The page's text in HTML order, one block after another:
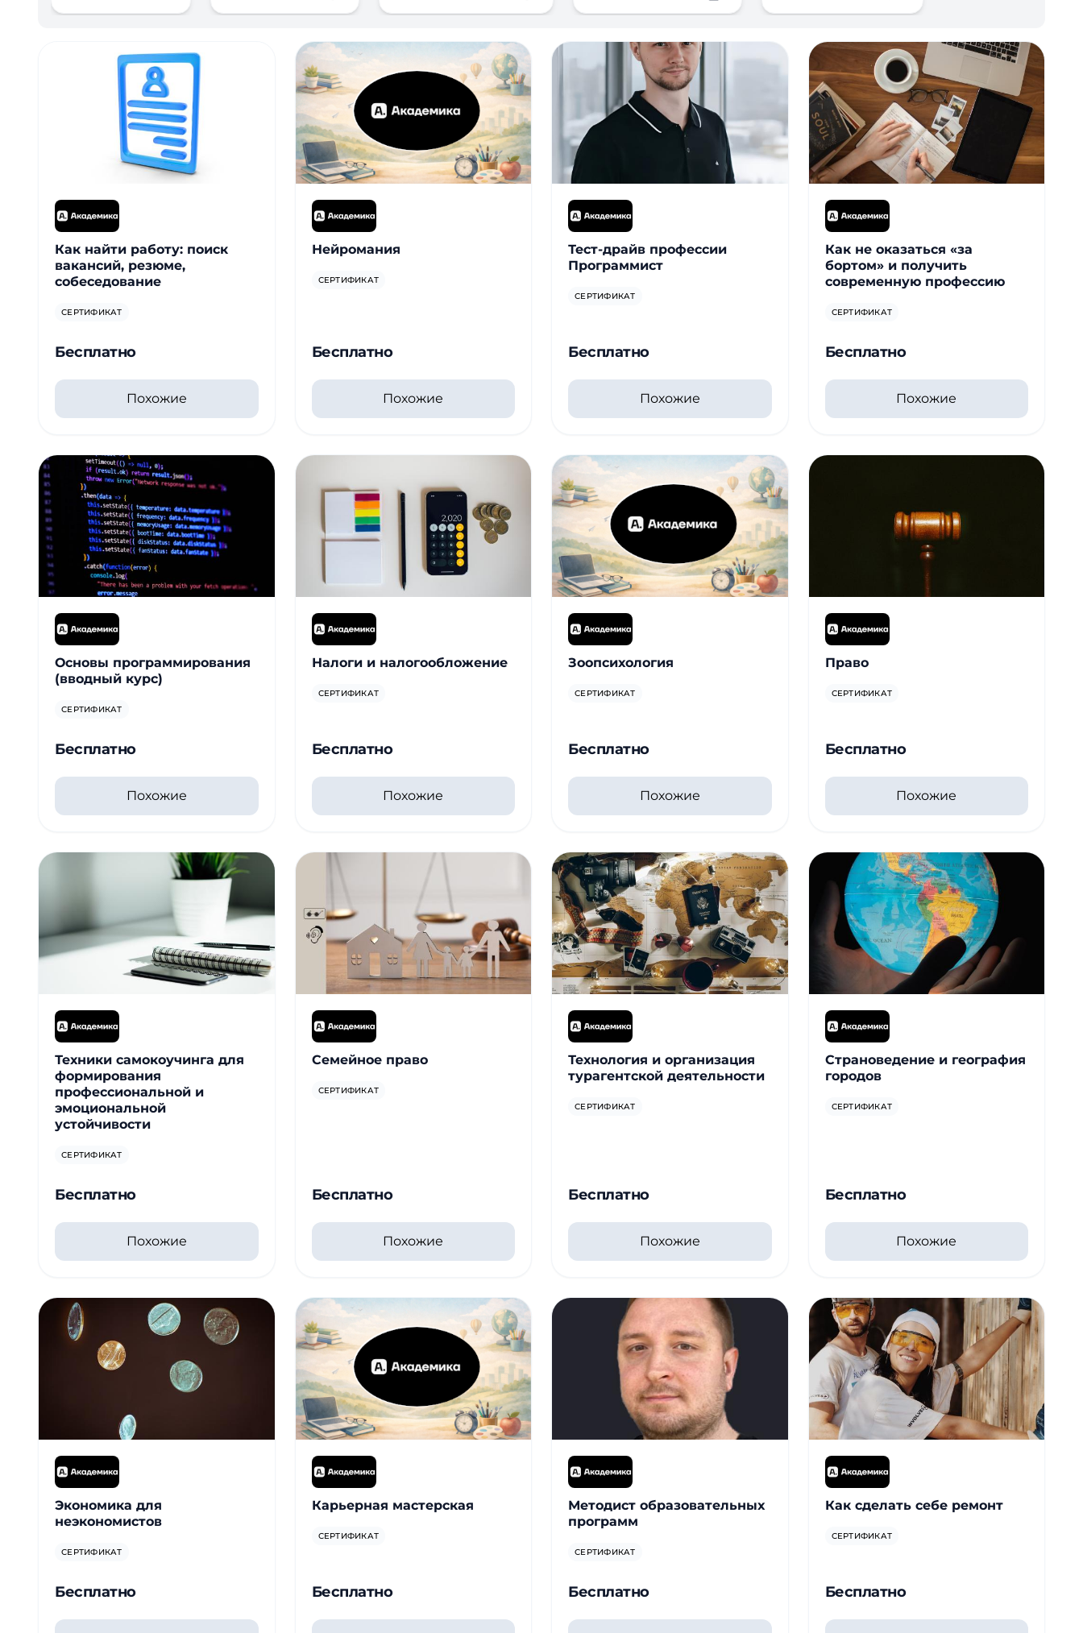
Как найти работу: поиск
вакансий, резюме,
собеседование
СЕРТИФИКАТ
Бесплатно
Похожие
Нейромания
СЕРТИФИКАТ
Бесплатно
Похожие
Тест-драйв профессии
Программист
СЕРТИФИКАТ
Бесплатно
Похожие
Как не оказаться «за
бортом» и получить
современную профессию
СЕРТИФИКАТ
Бесплатно
Похожие
Основы программирования
(вводный курс)
СЕРТИФИКАТ
Бесплатно
Похожие
Налоги и налогообложение
СЕРТИФИКАТ
Бесплатно
Похожие
Зоопсихология
СЕРТИФИКАТ
Бесплатно
Похожие
Право
СЕРТИФИКАТ
Бесплатно
Похожие
Техники самокоучинга для
формирования
профессиональной и
эмоциональной
устойчивости
СЕРТИФИКАТ
Бесплатно
Похожие
Семейное право
СЕРТИФИКАТ
Бесплатно
Похожие
Технология и организация
турагентской деятельности
СЕРТИФИКАТ
Бесплатно
Похожие
Страноведение и география
городов
СЕРТИФИКАТ
Бесплатно
Похожие
Экономика для
неэкономистов
СЕРТИФИКАТ
Бесплатно
Карьерная мастерская
СЕРТИФИКАТ
Бесплатно
Методист образовательных
программ
СЕРТИФИКАТ
Бесплатно
Как сделать себе ремонт
СЕРТИФИКАТ
Бесплатно